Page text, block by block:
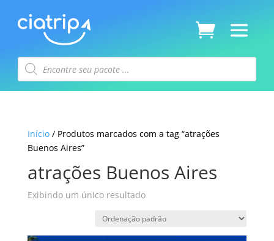
Pesquisar
produtos
Início/ Produtos marcados com a tag “atrações
Buenos Aires”
atrações Buenos Aires
Exibindo um único resultado